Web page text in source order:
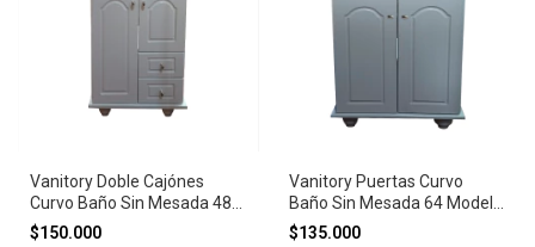
Vanitory Doble Cajónes
Curvo Baño Sin Mesada 48
Modelo Venecia
$150.000
Vanitory Puertas Curvo
Baño Sin Mesada 64 Modelo
Venecia
$135.000